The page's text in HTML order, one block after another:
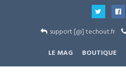
support [@] techout.fr
LE MAG
BOUTIQUE